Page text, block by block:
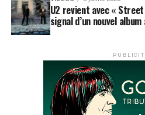
U2 revient avec «
signal d’un nouvel